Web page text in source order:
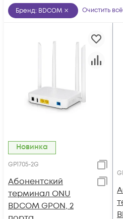
Бренд: BDCOM Очистить всё
Новинка
GP1705-2G
Абонентский
терминал ONU
BDCOM GPON, 2